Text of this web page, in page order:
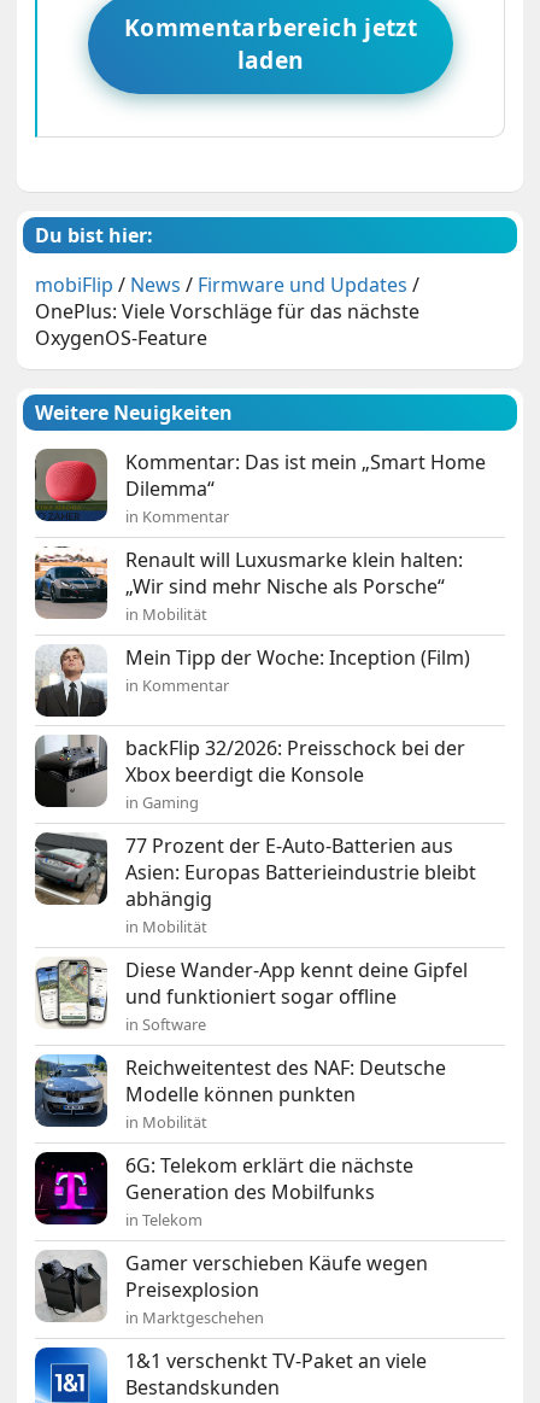
Kommentarbereich jetzt
laden
Du bist hier:
mobiFlip / News / Firmware und Updates /
OnePlus: Viele Vorschläge für das nächste
OxygenOS-Feature
Weitere Neuigkeiten
Kommentar: Das ist mein „Smart Home
Dilemma“
in Kommentar
Renault will Luxusmarke klein halten:
„Wir sind mehr Nische als Porsche“
in Mobilität
Mein Tipp der Woche: Inception (Film)
in Kommentar
backFlip 32/2026: Preisschock bei der
Xbox beerdigt die Konsole
in Gaming
77 Prozent der E-Auto-Batterien aus
Asien: Europas Batterieindustrie bleibt
abhängig
in Mobilität
Diese Wander-App kennt deine Gipfel
und funktioniert sogar offline
in Software
Reichweitentest des NAF: Deutsche
Modelle können punkten
in Mobilität
6G: Telekom erklärt die nächste
Generation des Mobilfunks
in Telekom
Gamer verschieben Käufe wegen
Preisexplosion
in Marktgeschehen
1&1 verschenkt TV-Paket an viele
Bestandskunden